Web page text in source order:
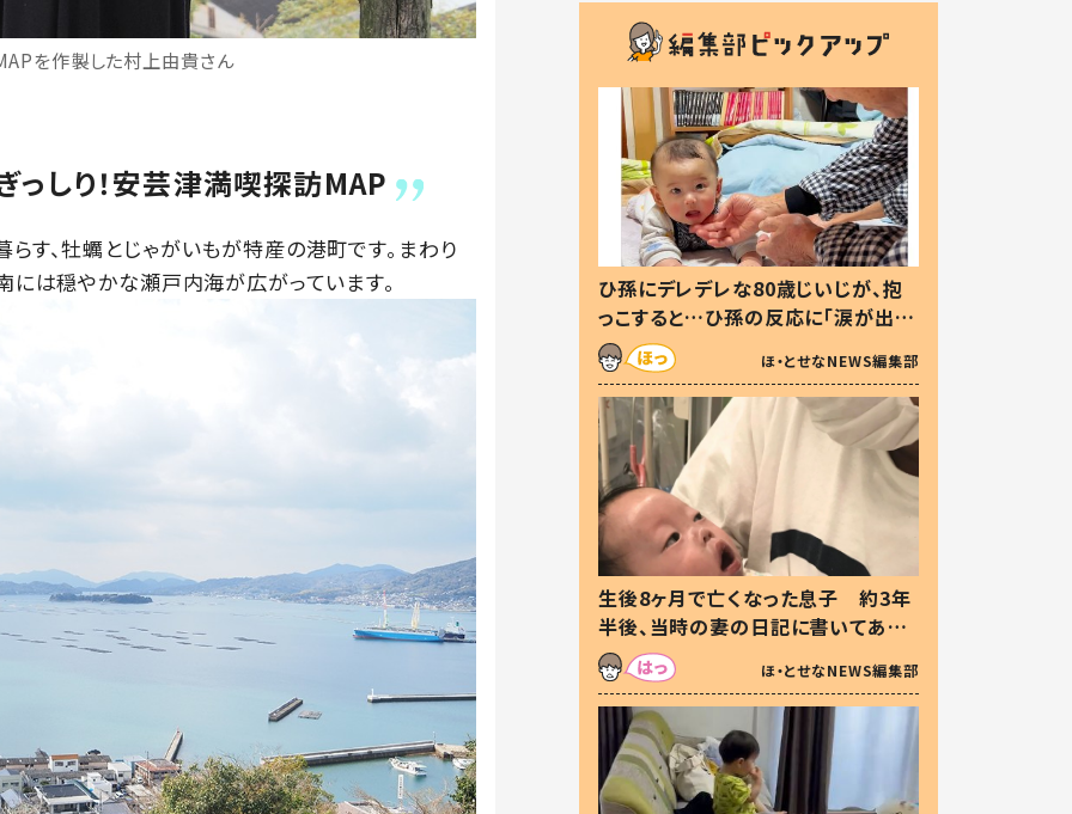
を作製した村上由貴さん
っしり！安芸津満喫探訪MAP
、牡蠣とじゃがいもが特産の港町です。まわり
は穏やかな瀬戸内海が広がっています。
ひ孫にデレデレな80歳じいじが、抱
っこすると…ひ孫の反応に「涙が出ま
した」「可愛くて仕方ない」
ほ・とせなNEWS編集部
生後8ヶ月で亡くなった息子 約3年
半後、当時の妻の日記に書いてあっ
た本音とは
ほ・とせなNEWS編集部